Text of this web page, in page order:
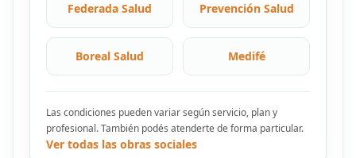
Federada Salud Prevención Salud
Boreal Salud Medifé
Las condiciones pueden variar según servicio, plan y
profesional. También podés atenderte de forma particular.
Ver todas las obras sociales